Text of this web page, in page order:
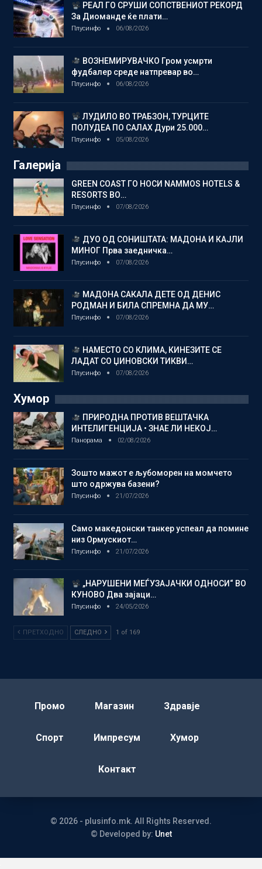
РЕАЛ ГО СРУШИ СОПСТВЕНИОТ РЕКОРД
За Диоманде ќе плати…
Плусинфо 06/08/2026
ВОЗНЕМИРУВАЧКО Гром усмрти
фудбалер среде натпревар во…
Плусинфо 06/08/2026
ЛУДИЛО ВО ТРАБЗОН, ТУРЦИТЕ
ПОЛУДЕА ПО САЛАХ Дури 25.000…
Плусинфо 05/08/2026
Галерија
GREEN COAST ГО НОСИ NAMMOS HOTELS &
RESORTS ВО…
Плусинфо 07/08/2026
ДУО ОД СОНИШТАТА: МАДОНА И КАЈЛИ
МИНОГ Прва заедничка…
Плусинфо 07/08/2026
МАДОНА САКАЛА ДЕТЕ ОД ДЕНИС
РОДМАН И БИЛА СПРЕМНА ДА МУ…
Плусинфо 07/08/2026
НАМЕСТО СО КЛИМА, КИНЕЗИТЕ СЕ
ЛАДАТ СО ЏИНОВСКИ ТИКВИ…
Плусинфо 07/08/2026
Хумор
ПРИРОДНА ПРОТИВ ВЕШТАЧКА
ИНТЕЛИГЕНЦИЈА • ЗНАЕ ЛИ НЕКОЈ…
Панорама 02/08/2026
Зошто мажот е љубоморен на момчето
што одржува базени?
Плусинфо 21/07/2026
Само македонски танкер успеал да помине
низ Ормускиот…
Плусинфо 21/07/2026
„НАРУШЕНИ МЕЃУЗАЈАЧКИ ОДНОСИ“ ВО
КУНОВО Два зајаци…
Плусинфо 24/05/2026
ПРЕТХОДНО СЛЕДНО 1 of 169
Промо Магазин Здравје
Спорт Импресум Хумор
Контакт
© 2026 - plusinfo.mk. All Rights Reserved.
© Developed by: Unet